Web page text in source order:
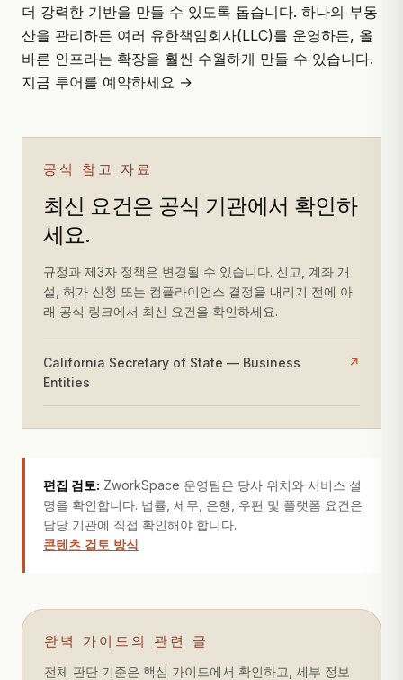
더 강력한 기반을 만들 수 있도록 돕습니다. 하나의 부동
산을 관리하든 여러 유한책임회사(LLC)를 운영하든, 올
바른 인프라는 확장을 훨씬 수월하게 만들 수 있습니다.
지금 투어를 예약하세요 →
공식 참고 자료
최신 요건은 공식 기관에서 확인하
세요.
규정과 제3자 정책은 변경될 수 있습니다. 신고, 계좌 개
설, 허가 신청 또는 컴플라이언스 결정을 내리기 전에 아
래 공식 링크에서 최신 요건을 확인하세요.
California Secretary of State — Business
Entities
↗
편집 검토: ZworkSpace 운영팀은 당사 위치와 서비스 설
명을 확인합니다. 법률, 세무, 은행, 우편 및 플랫폼 요건은
담당 기관에 직접 확인해야 합니다.
콘텐츠 검토 방식
완벽 가이드의 관련 글
전체 판단 기준은 핵심 가이드에서 확인하고, 세부 정보